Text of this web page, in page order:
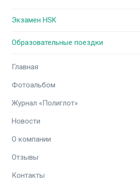
Экзамен HSK
Образовательные поездки
Главная
Фотоальбом
Журнал «Полиглот»
Новости
О компании
Отзывы
Контакты